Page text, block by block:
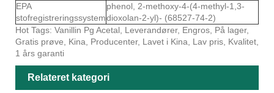
EPA
stofregistreringssystem
phenol, 2-methoxy-4-(4-methyl-1,3-
dioxolan-2-yl)- (68527-74-2)
Hot Tags: Vanillin Pg Acetal, Leverandører, Engros, På lager,
Gratis prøve, Kina, Producenter, Lavet i Kina, Lav pris, Kvalitet,
1 års garanti
Relateret kategori